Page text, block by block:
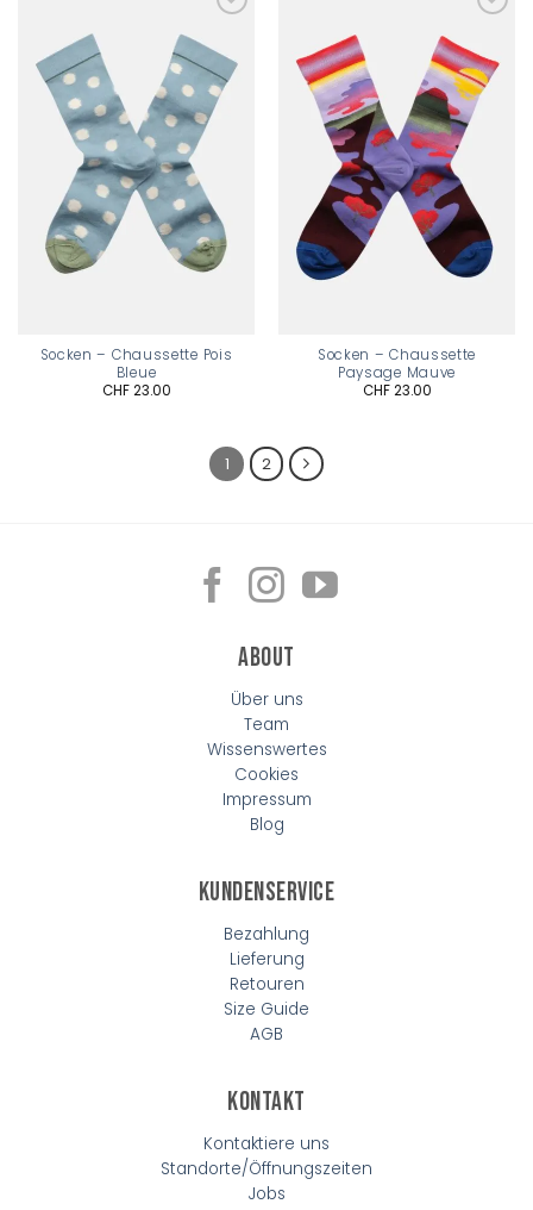
wishlist
Socken – Chaussette Pois
Bleue
CHF23.00
Socken – Chaussette
Paysage Mauve
CHF23.00
1 2
About
Über uns
Team
Wissenswertes
Cookies
Impressum
Blog
Kundenservice
Bezahlung
Lieferung
Retouren
Size Guide
AGB
Kontakt
Kontaktiere uns
Standorte/Öffnungszeiten
Jobs